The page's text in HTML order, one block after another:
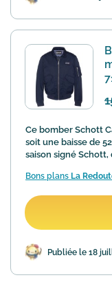
Ce bomber Schott
soit une baisse de
saison signé Schott,
Bons plans La
Publiée le 18